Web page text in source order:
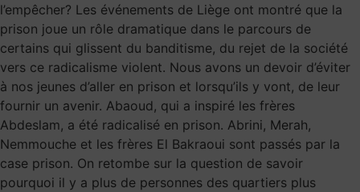
l’empêcher? Les événements de Liège ont montré que la
prison joue un rôle dramatique dans le parcours de
certains qui glissent du banditisme, du rejet de la société
vers ce radicalisme violent. Nous avons un devoir d’éviter
à nos jeunes d’aller en prison et lorsqu’ils y vont, de leur
fournir un avenir. Abaoud, qui a inspiré les frères
Abdeslam, a été radicalisé en prison. Abrini, Merah,
Nemmouche et les frères El Bakraoui sont passés par la
case prison. On retombe sur la question de savoir
pourquoi il y a plus de personnes des quartiers plus